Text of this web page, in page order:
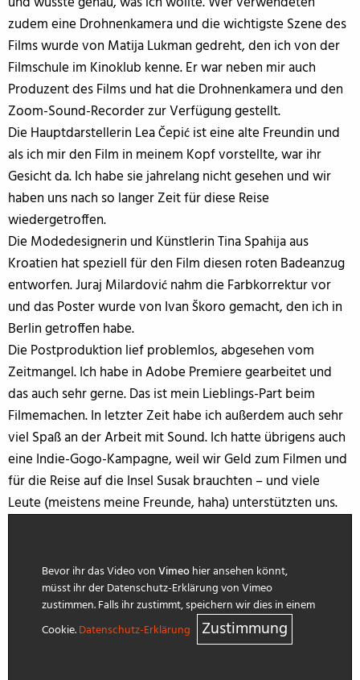
zudem eine Drohnenkamera und die wichtigste Szene des
Films wurde von Matija Lukman gedreht, den ich von der
Filmschule im Kinoklub kenne. Er war neben mir auch
Produzent des Films und hat die Drohnenkamera und den
Zoom-Sound-Recorder zur Verfügung gestellt.
Die Hauptdarstellerin Lea Čepić ist eine alte Freundin und
als ich mir den Film in meinem Kopf vorstellte, war ihr
Gesicht da. Ich habe sie jahrelang nicht gesehen und wir
haben uns nach so langer Zeit für diese Reise
wiedergetroffen.
Die Modedesignerin und Künstlerin Tina Spahija aus
Kroatien hat speziell für den Film diesen roten Badeanzug
entworfen. Juraj Milardović nahm die Farbkorrektur vor
und das Poster wurde von Ivan Škoro gemacht, den ich in
Berlin getroffen habe.
Die Postproduktion lief problemlos, abgesehen vom
Zeitmangel. Ich habe in Adobe Premiere gearbeitet und
das auch sehr gerne. Das ist mein Lieblings-Part beim
Filmemachen. In letzter Zeit habe ich außerdem auch sehr
viel Spaß an der Arbeit mit Sound. Ich hatte übrigens auch
eine Indie-Gogo-Kampagne, weil wir Geld zum Filmen und
für die Reise auf die Insel Susak brauchten – und viele
Leute (meistens meine Freunde, haha) unterstützten uns.
Bevor ihr das Video vonVimeohier ansehen könnt,
müsst ihr der Datenschutz-Erklärung von Vimeo
zustimmen. Falls ihr zustimmt, speichern wir dies in einem
Cookie.Datenschutz-Erklärung Zustimmung